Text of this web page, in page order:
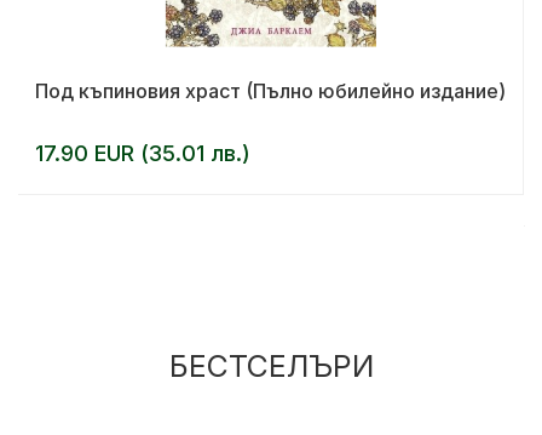
Под къпиновия храст (Пълно юбилейно издание)
17.90 EUR (35.01 лв.)
БЕСТСЕЛЪРИ